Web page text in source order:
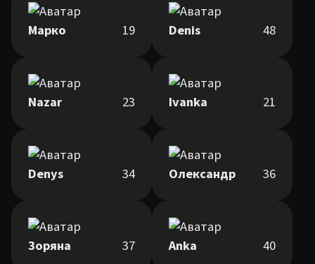
Марко 19 Denis 48
Nazar 23 Ivanka 21
Denys 34 Олександр 36
Зоряна 37 Anka 40